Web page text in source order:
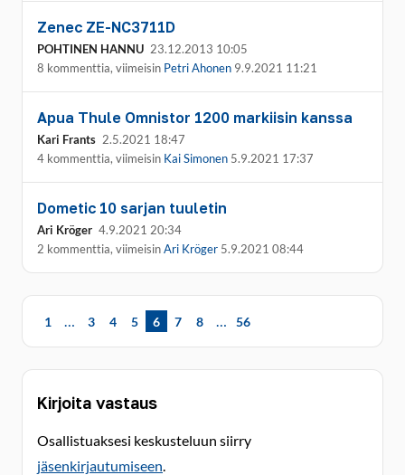
Zenec ZE-NC3711D
POHTINEN HANNU 23.12.2013 10:05
8 kommenttia, viimeisin Petri Ahonen 9.9.2021 11:21
Apua Thule Omnistor 1200 markiisin kanssa
Kari Frants 2.5.2021 18:47
4 kommenttia, viimeisin Kai Simonen 5.9.2021 17:37
Dometic 10 sarjan tuuletin
Ari Kröger 4.9.2021 20:34
2 kommenttia, viimeisinAri Kröger 5.9.2021 08:44
1 … 3 4 5 6 7 8 … 56
Kirjoita vastaus
Osallistuaksesi keskusteluun siirry
jäsenkirjautumiseen.